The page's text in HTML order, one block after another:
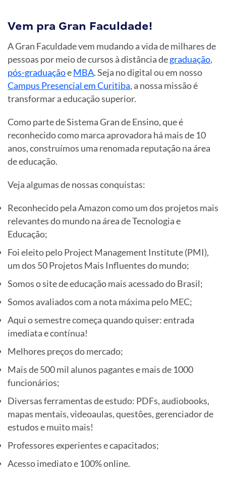
Vem pra Gran Faculdade!
A Gran Faculdade vem mudando a vida de milhares de
pessoas por meio de cursos à distância degraduação,
pós-graduaçãoeMBA. Seja no digital ou em nosso
Campus Presencial em Curitiba, a nossa missão é
transformar a educação superior.
Como parte de Sistema Gran de Ensino, que é
reconhecido como marca aprovadora há mais de 10
anos, construímos uma renomada reputação na área
de educação.
Veja algumas de nossas conquistas:
Reconhecido pela Amazon como um dos projetos mais
relevantes do mundo na área de Tecnologia e
Educação;
Foi eleito pelo Project Management Institute (PMI),
um dos 50 Projetos Mais Influentes do mundo;
Somos o site de educação mais acessado do Brasil;
Somos avaliados com a nota máxima pelo MEC;
Aqui o semestre começa quando quiser: entrada
imediata e contínua!
Melhores preços do mercado;
Mais de 500 mil alunos pagantes e mais de 1000
funcionários;
Diversas ferramentas de estudo: PDFs, audiobooks,
mapas mentais, videoaulas, questões, gerenciador de
estudos e muito mais!
Professores experientes e capacitados;
Acesso imediato e 100% online.